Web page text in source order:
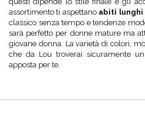
assortimento ti aspettano abiti lunghi
classico senza tempo e tendenze
sarà perfetto per donne mature ma
giovane donna. La varietà di colori,
che da Lou troverai sicuramente un
apposta per te.